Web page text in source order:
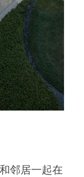
邻居一起在